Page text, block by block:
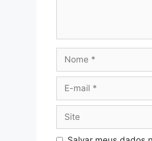
Nome
Site